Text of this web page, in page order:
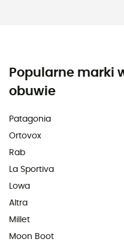
Popularne marki
obuwie
Patagonia
Ortovox
Rab
La Sportiva
Lowa
Altra
Millet
Moon Boot